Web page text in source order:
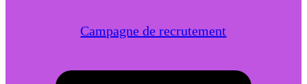
Campagne de recrutement